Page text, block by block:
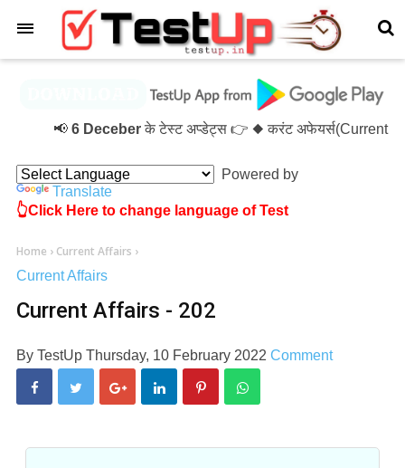
6 Deceberके टेस्ट अप्डेट्स 👉 ◆ करंट अफेयर्स(Current
Powered by
Translate
👆Click Here to change language of Test
Home › Current Affairs ›
Current Affairs
Current Affairs - 202
By TestUp Thursday, 10 February 2022 Comment